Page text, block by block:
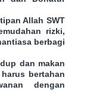
Allah SWT
rizki,
berbagi
dan makan
bertahan
dengan